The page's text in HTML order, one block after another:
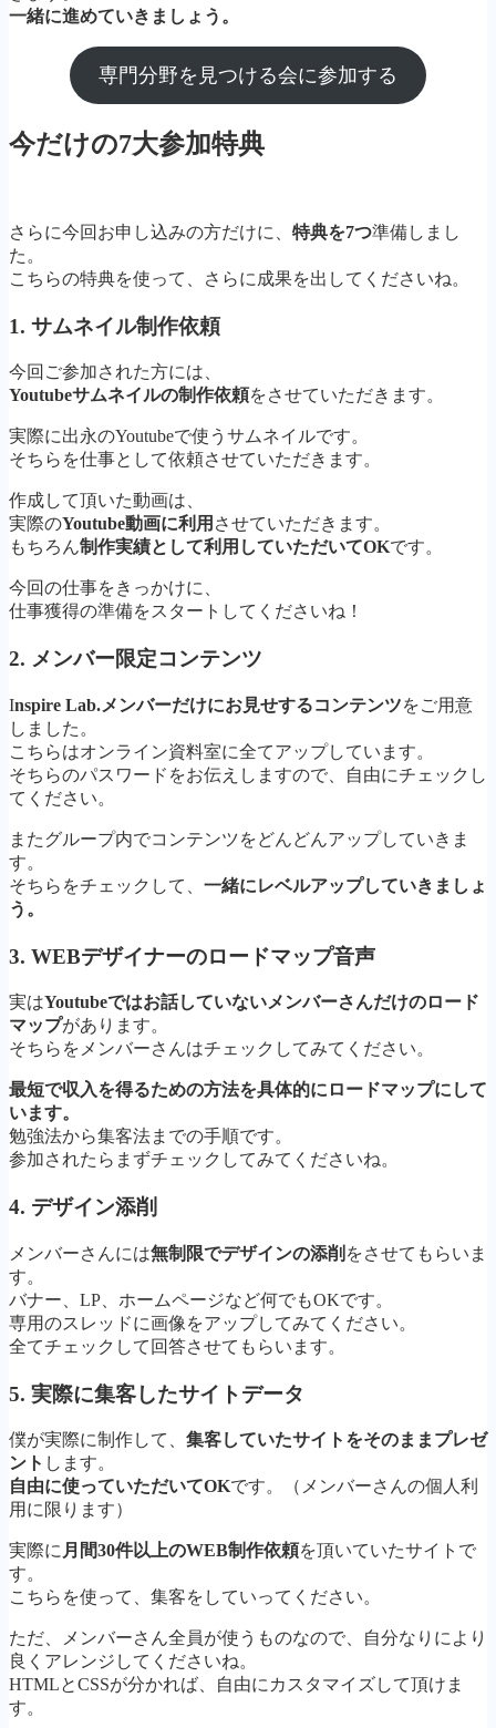
一緒に進めていきましょう。
専門分野を見つける会に参加する
今だけの7大参加特典
さらに今回お申し込みの方だけに、 特典を7つ準備しまし
た。
こちらの特典を使って、さらに成果を出してくださいね。
1. サムネイル制作依頼
今回ご参加された方には、
Youtubeサムネイルの制作依頼をさせていただきます。
実際に出永のYoutubeで使うサムネイルです。
そちらを仕事として依頼させていただきます。
作成して頂いた動画は、
実際のYoutube動画に利用 させていただきます。
もちろん制作実績として利用していただいてOKです。
今回の仕事をきっかけに、
仕事獲得の準備をスタートしてくださいね！
2. メンバー限定コンテンツ
Inspire Lab.メンバーだけにお見せするコンテンツをご用意
しました。
こちらはオンライン資料室に全てアップしています。
そちらのパスワードをお伝えしますので、自由にチェックし
てください。
またグループ内でコンテンツをどんどんアップしていきま
す。
そちらをチェックして、 一緒にレベルアップしていきましょ
う。
3. WEBデザイナーのロードマップ音声
実はYoutubeではお話していないメンバーさんだけのロード
マップがあります。
そちらをメンバーさんはチェックしてみてください。
最短で収入を得るための方法を具体的にロードマップにして
います。
勉強法から集客法までの手順です。
参加されたらまずチェックしてみてくださいね。
4. デザイン添削
メンバーさんには無制限でデザインの添削 をさせてもらいま
す。
バナー、LP、ホームページなど何でもOKです。
専用のスレッドに画像をアップしてみてください。
全てチェックして回答させてもらいます。
5. 実際に集客したサイトデータ
僕が実際に制作して、 集客していたサイトをそのままプレゼ
ント します。
自由に使っていただいてOKです。（メンバーさんの個人利
用に限ります）
実際に 月間30件以上のWEB制作依頼を頂いていたサイトで
す。
こちらを使って、集客をしていってください。
ただ、メンバーさん全員が使うものなので、自分なりにより
良くアレンジしてくださいね。
HTMLとCSSが分かれば、自由にカスタマイズして頂けま
す。